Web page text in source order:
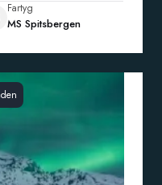
Fartyg
MS Spitsbergen